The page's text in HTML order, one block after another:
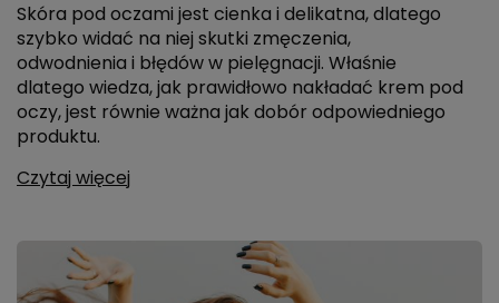
Skóra pod oczami jest cienka i delikatna, dlatego
szybko widać na niej skutki zmęczenia,
odwodnienia i błędów w pielęgnacji. Właśnie
dlatego wiedza, jak prawidłowo nakładać krem pod
oczy, jest równie ważna jak dobór odpowiedniego
produktu.
Czytaj więcej